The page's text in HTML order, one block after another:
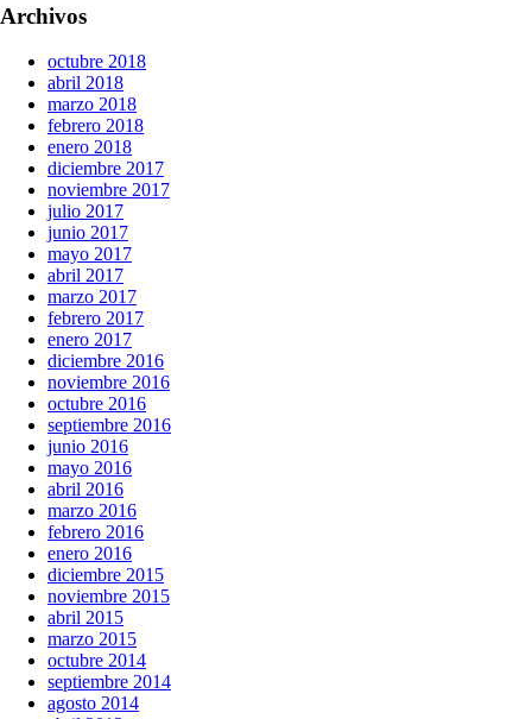
Archivos
octubre 2018
abril 2018
marzo 2018
febrero 2018
enero 2018
diciembre 2017
noviembre 2017
julio 2017
junio 2017
mayo 2017
abril 2017
marzo 2017
febrero 2017
enero 2017
diciembre 2016
noviembre 2016
octubre 2016
septiembre 2016
junio 2016
mayo 2016
abril 2016
marzo 2016
febrero 2016
enero 2016
diciembre 2015
noviembre 2015
abril 2015
marzo 2015
octubre 2014
septiembre 2014
agosto 2014